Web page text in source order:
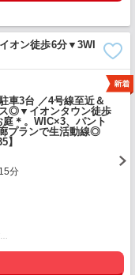
オン徒歩6分▼3WI
車3台 ／4号線至近＆
◎▼イオンタウン徒歩
＊。WIC×3、パント
プランで生活動線◎
】
分